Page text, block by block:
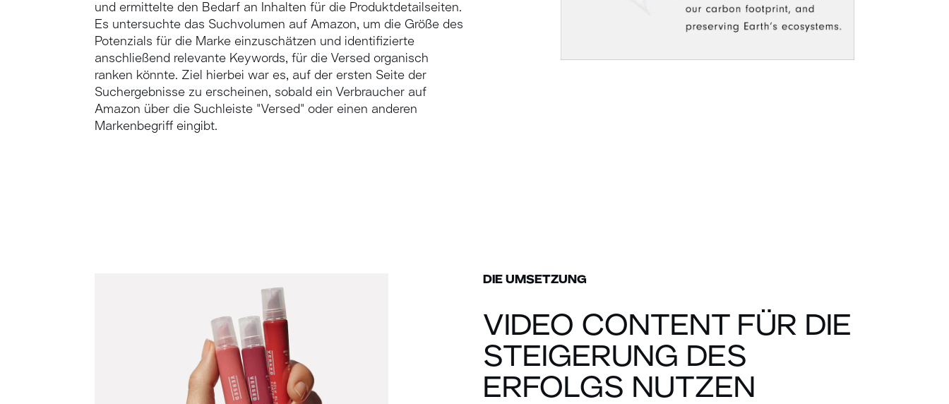
und ermittelte den Bedarf an Inhalten für die Produktdetailseiten.
Es untersuchte das Suchvolumen auf Amazon, um die Größe des
Potenzials für die Marke einzuschätzen und identifizierte
anschließend relevante Keywords, für die Versed organisch
ranken könnte. Ziel hierbei war es, auf der ersten Seite der
Suchergebnisse zu erscheinen, sobald ein Verbraucher auf
Amazon über die Suchleiste "Versed" oder einen anderen
Markenbegriff eingibt.
DIE UMSETZUNG
VIDEO CONTENT FÜR DIE
STEIGERUNG DES
ERFOLGS NUTZEN